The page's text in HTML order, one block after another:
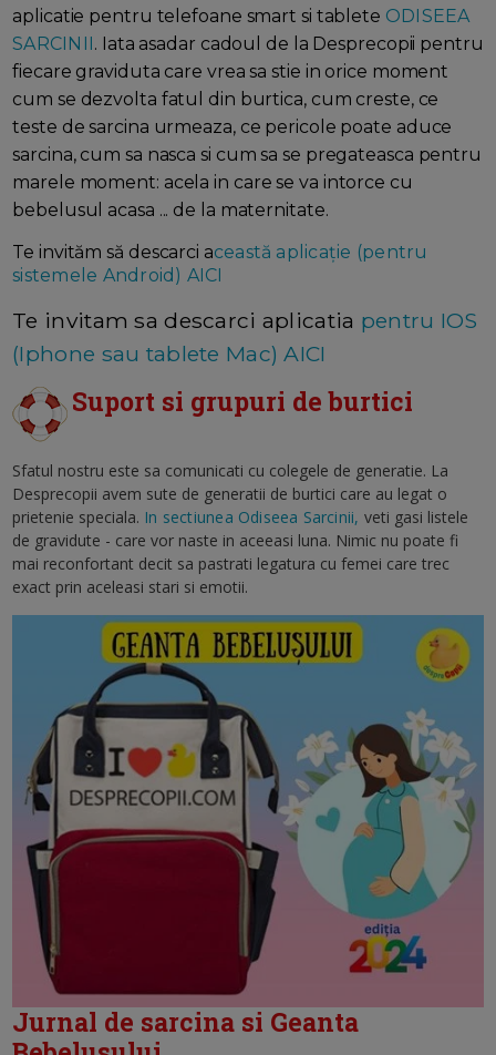
aplicatie pentru telefoane smart si tablete ODISEEA
SARCINII. Iata asadar cadoul de la Desprecopii pentru
fiecare graviduta care vrea sa stie in orice moment
cum se dezvolta fatul din burtica, cum creste, ce
teste de sarcina urmeaza, ce pericole poate aduce
sarcina, cum sa nasca si cum sa se pregateasca pentru
marele moment: acela in care se va intorce cu
bebelusul acasa ... de la maternitate.
Te invităm să descarci această aplicație (pentru
sistemele Android) AICI
Te invitam sa descarci aplicatia pentru IOS
(Iphone sau tablete Mac) AICI
Suport si grupuri de burtici
Sfatul nostru este sa comunicati cu colegele de generatie. La
Desprecopii avem sute de generatii de burtici care au legat o
prietenie speciala. In sectiunea Odiseea Sarcinii, veti gasi listele
de gravidute - care vor naste in aceeasi luna. Nimic nu poate fi
mai reconfortant decit sa pastrati legatura cu femei care trec
exact prin aceleasi stari si emotii.
Jurnal de sarcina si Geanta